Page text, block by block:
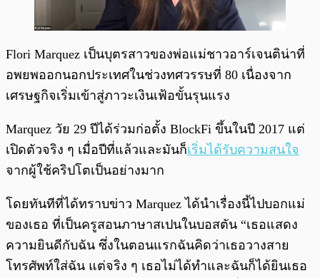
Flori Marquez เป็นบุตรสาวของพ่อแม่ชาวอาร์เจนติน่าที่
อพยพออกนอกประเทศในช่วงทศวรรษที่ 80 เนื่องจาก
เศรษฐกิจเริ่มเข้าสู่ภาวะเงินเฟ้อขั้นรุนแรง
Marquez วัย 29 ปีได้ร่วมก่อตั้ง BlockFi ขึ้นในปี 2017 แต่
เปิดตัวจริง ๆ เมื่อปีที่แล้วและมันก็เริ่มได้รับความสนใจ
จากผู้ใช้คริปโตเป็นอย่างมาก
โดยทันทีที่ได้ทราบข่าว Marquez ได้นำเรื่องนี้ไปบอกแม่
ของเธอ ที่เป็นครูสอนภาษาสเปนในบอสตัน “เธอแสดง
ความยินดีกับฉัน ซึ่งในตอนแรกฉันคิดว่าเธอวางสาย
โทรศัพท์ใส่ฉัน แต่จริง ๆ เธอไม่ได้ทำและฉันก็ได้ยินเธอ